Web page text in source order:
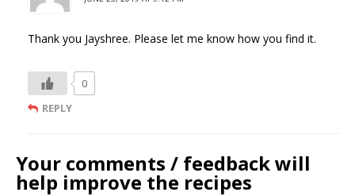
Thank you Jayshree. Please let me know how you find it.
0
REPLY
Your comments / feedback will
help improve the recipes